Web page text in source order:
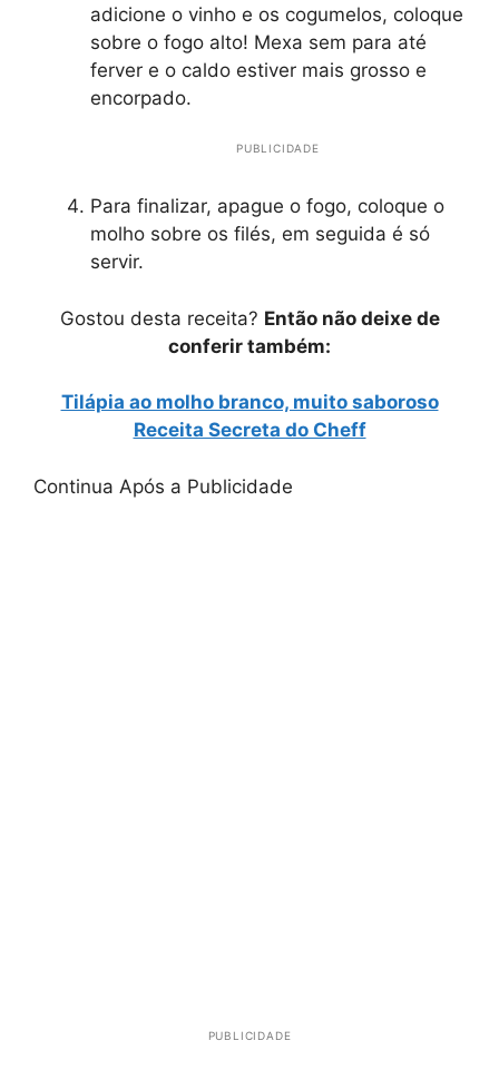
adicione o vinho e os cogumelos, coloque
sobre o fogo alto! Mexa sem para até
ferver e o caldo estiver mais grosso e
encorpado.
PUBLICIDADE
Para finalizar, apague o fogo, coloque o
molho sobre os filés, em seguida é só
servir.
Gostou desta receita? Então não deixe de
conferir também:
Tilápia ao molho branco, muito saboroso
Receita Secreta do Cheff
Continua Após a Publicidade
PUBLICIDADE